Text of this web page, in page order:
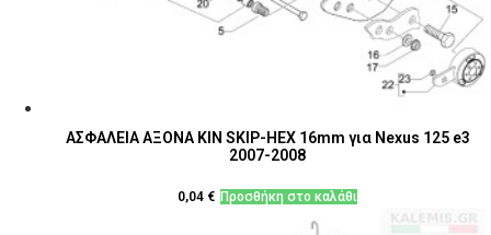
ΑΣΦΑΛΕΙΑ ΑΞΟΝΑ ΚΙΝ SKIP-HEX 16mm για Nexus 125 e3
2007-2008
0,04 € Προσθήκη στο καλάθι